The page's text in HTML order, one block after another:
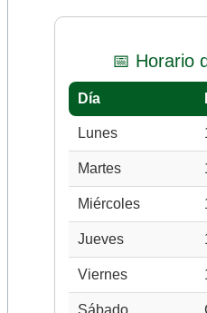
📅 Horario
Día
Lunes
Martes
Miércoles
Jueves
Viernes